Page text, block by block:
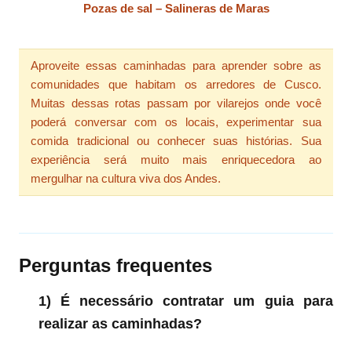
Pozas de sal – Salineras de Maras
Aproveite essas caminhadas para aprender sobre as
comunidades que habitam os arredores de Cusco.
Muitas dessas rotas passam por vilarejos onde você
poderá conversar com os locais, experimentar sua
comida tradicional ou conhecer suas histórias. Sua
experiência será muito mais enriquecedora ao
mergulhar na cultura viva dos Andes.
Perguntas frequentes
1) É necessário contratar um guia para
realizar as caminhadas?